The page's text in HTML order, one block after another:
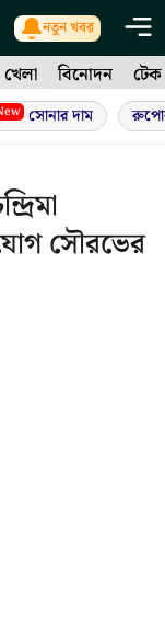
নতুন খবর
খেলা বিনোদন টেক
সোনার দাম
যোগ সৌরভের